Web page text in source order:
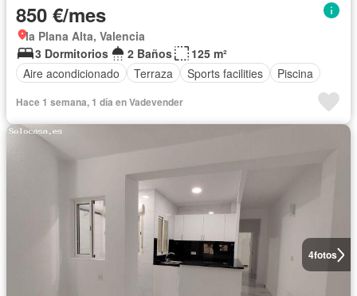
850 €/mes
la Plana Alta, Valencia
3 Dormitorios
2 Baños
125 m²
Aire acondicionado
Terraza Sports facilities Piscina
Hace 1 semana, 1 día en Vadevender
4fotos